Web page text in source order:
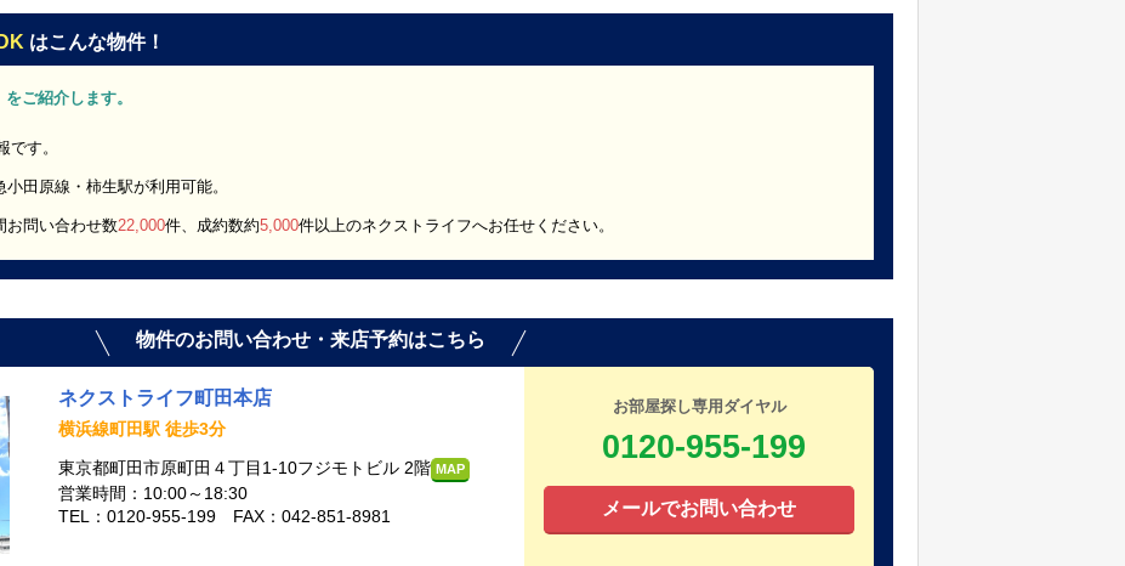
はこんな物件！
ご紹介します。
です。
田原線・柿生駅が利用可能。
お問い合わせ数22,000件、成約数約5,000件以上のネクストライフへお任せください。
物件のお問い合わせ・来店予約はこちら
ネクストライフ町田本店
横浜線町田駅 徒歩3分
東京都町田市原町田４丁目1-10フジモトビル 2階 MAP
営業時間：10:00～18:30
TEL：0120-955-199 FAX：042-851-8981
お部屋探し専用ダイヤル
0120-955-199
メールでお問い合わせ